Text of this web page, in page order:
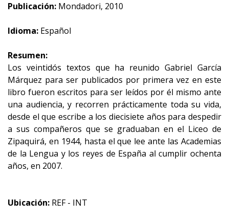
Publicación: Mondadori, 2010
Idioma: Español
Resumen:
Los veintidós textos que ha reunido Gabriel García
Márquez para ser publicados por primera vez en este
libro fueron escritos para ser leídos por él mismo ante
una audiencia, y recorren prácticamente toda su vida,
desde el que escribe a los diecisiete años para despedir
a sus compañeros que se graduaban en el Liceo de
Zipaquirá, en 1944, hasta el que lee ante las Academias
de la Lengua y los reyes de España al cumplir ochenta
años, en 2007.
Ubicación: REF - INT